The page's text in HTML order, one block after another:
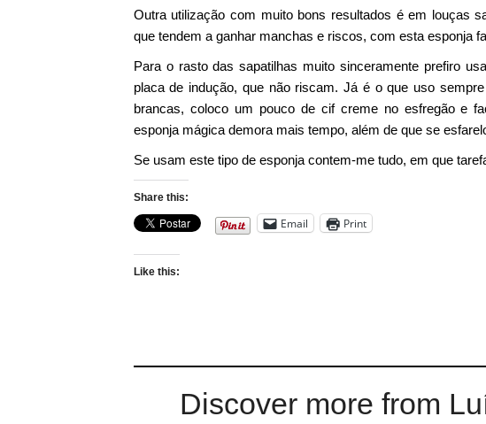
Outra utilização com muito bons resultados é em louças
que tendem a ganhar manchas e riscos, com esta esponja
Para o rasto das sapatilhas muito sinceramente prefiro
placa de indução, que não riscam. Já é o que uso
brancas, coloco um pouco de cif creme no esfregão e
esponja mágica demora mais tempo, além de que se
Se usam este tipo de esponja contem-me tudo, em que
Share this:
Email Print
Like this:
Discover more from